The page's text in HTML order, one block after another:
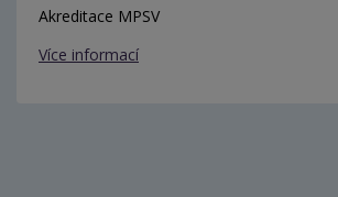
Akreditace MPSV
Více informací